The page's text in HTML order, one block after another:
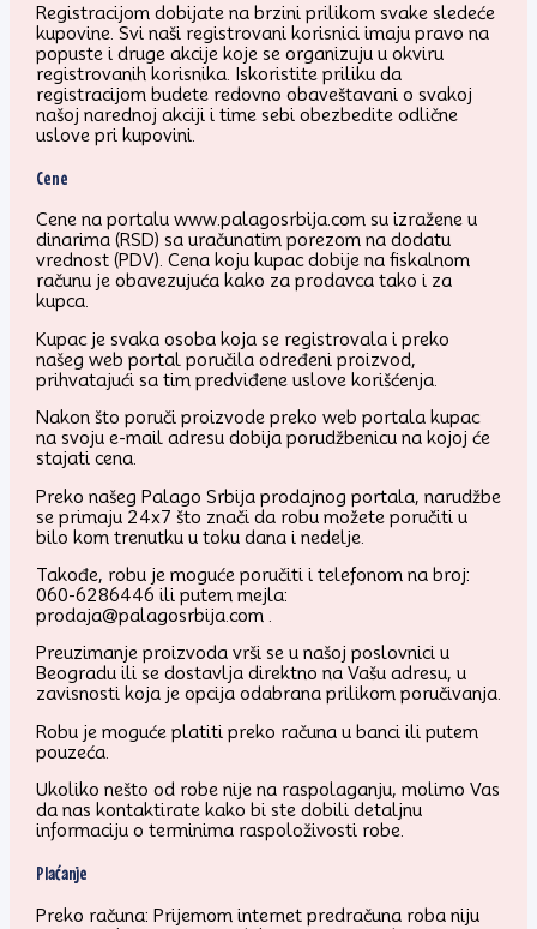
Registracijom dobijate na brzini prilikom svake sledeće
kupovine. Svi naši registrovani korisnici imaju pravo na
popuste i druge akcije koje se organizuju u okviru
registrovanih korisnika. Iskoristite priliku da
registracijom budete redovno obaveštavani o svakoj
našoj narednoj akciji i time sebi obezbedite odlične
uslove pri kupovini.
Cene
Cene na portalu www.palagosrbija.com su izražene u
dinarima (RSD) sa uračunatim porezom na dodatu
vrednost (PDV). Cena koju kupac dobije na fiskalnom
računu je obavezujuća kako za prodavca tako i za
kupca.
Kupac je svaka osoba koja se registrovala i preko
našeg web portal poručila određeni proizvod,
prihvatajući sa tim predviđene uslove korišćenja.
Nakon što poruči proizvode preko web portala kupac
na svoju e-mail adresu dobija porudžbenicu na kojoj će
stajati cena.
Preko našeg Palago Srbija prodajnog portala, narudžbe
se primaju 24x7 što znači da robu možete poručiti u
bilo kom trenutku u toku dana i nedelje.
Takođe, robu je moguće poručiti i telefonom na broj:
060-6286446 ili putem mejla:
prodaja@palagosrbija.com .
Preuzimanje proizvoda vrši se u našoj poslovnici u
Beogradu ili se dostavlja direktno na Vašu adresu, u
zavisnosti koja je opcija odabrana prilikom poručivanja.
Robu je moguće platiti preko računa u banci ili putem
pouzeća.
Ukoliko nešto od robe nije na raspolaganju, molimo Vas
da nas kontaktirate kako bi ste dobili detaljnu
informaciju o terminima raspoloživosti robe.
Plaćanje
Preko računa: Prijemom internet predračuna roba niju